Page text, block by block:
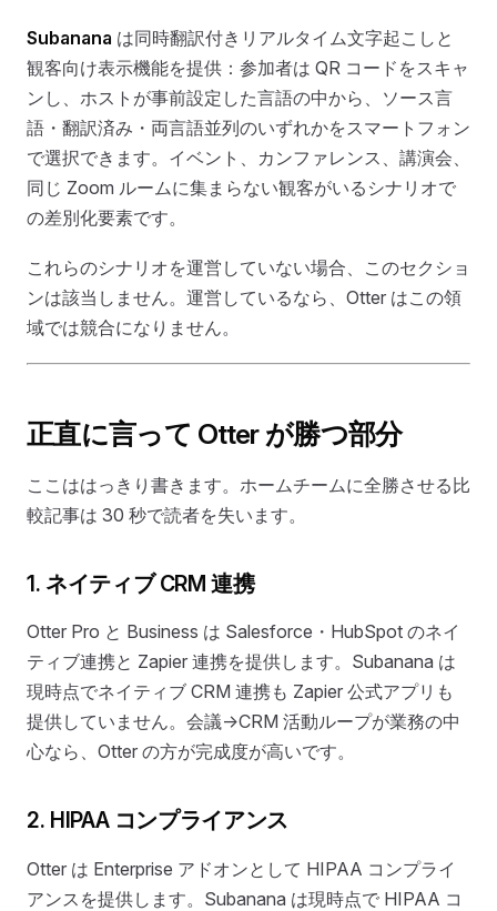
Subanana は同時翻訳付きリアルタイム文字起こしと
観客向け表示機能を提供：参加者は QR コードをスキャ
ンし、ホストが事前設定した言語の中から、ソース言
語・翻訳済み・両言語並列のいずれかをスマートフォン
で選択できます。イベント、カンファレンス、講演会、
同じ Zoom ルームに集まらない観客がいるシナリオで
の差別化要素です。
これらのシナリオを運営していない場合、このセクショ
ンは該当しません。運営しているなら、Otter はこの領
域では競合になりません。
正直に言って Otter が勝つ部分
ここははっきり書きます。ホームチームに全勝させる比
較記事は 30 秒で読者を失います。
1. ネイティブ CRM 連携
Otter Pro と Business は Salesforce・HubSpot のネイ
ティブ連携と Zapier 連携を提供します。Subanana は
現時点でネイティブ CRM 連携も Zapier 公式アプリも
提供していません。会議→CRM 活動ループが業務の中
心なら、Otter の方が完成度が高いです。
2. HIPAA コンプライアンス
Otter は Enterprise アドオンとして HIPAA コンプライ
アンスを提供します。Subanana は現時点で HIPAA コ